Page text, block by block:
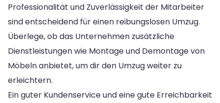
Professionalität und Zuverlässigkeit der Mitarbeiter
sind entscheidend für einen reibungslosen Umzug.
Überlege, ob das Unternehmen zusätzliche
Dienstleistungen wie Montage und Demontage von
Möbeln anbietet, um dir den Umzug weiter zu
erleichtern.
Ein guter Kundenservice und eine gute Erreichbarkeit